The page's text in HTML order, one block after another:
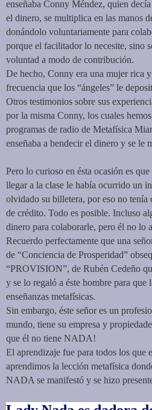
enseñaba Conny Méndez, quien
el dinero, se multiplica en las manos
donándolo voluntariamente para
porque el facilitador lo necesite, sino
voluntad a modo de contribución.
De hecho, Conny era una mujer rica
frecuencia que los “ángeles” le
Otros testimonios sobre sus
por la misma Conny, los cuales
programas de radio de Metafísica
enseñaba a bendecir el dinero y se le
Pero lo curioso en ésta ocasión es
llegar a la clase le había ocurrido un
olvidado su billetera, por eso no tenía
de crédito. Todo es posible. Incluso
dinero para colaborarle, pero él no lo
Recuerdo perfectamente que una
de “Conciencia de Prosperidad”
“PROVISION”, de Rubén Cedeño
y se lo regaló a éste hombre para que
enseñanzas metafísicas.
Sin embargo, éste señor es un
mundo, tiene su empresa y
que él no tiene NADA!
El aprendizaje fue para todos los que
aprendimos la lección metafísica
NADA se manifestó y se hizo